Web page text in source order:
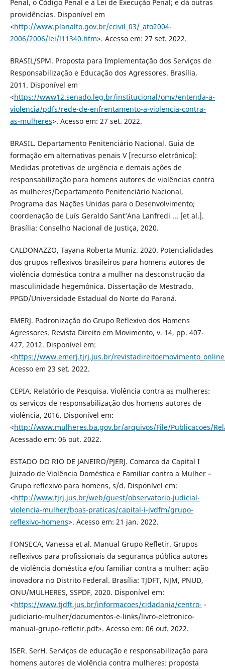
Penal, o Código Penal e a Lei de Execução Penal; e dá outras
providências. Disponível em
<http://www.planalto.gov.br/ccivil_03/_ato2004-
2006/2006/lei/l11340.htm>. Acesso em: 27 set. 2022.
BRASIL/SPM. Proposta para Implementação dos Serviços de
Responsabilização e Educação dos Agressores. Brasília,
2011. Disponível em
<https://www12.senado.leg.br/institucional/omv/entenda-a-
violencia/pdfs/rede-de-enfrentamento-a-violencia-contra-
as-mulheres>. Acesso em: 27 set. 2022.
BRASIL. Departamento Penitenciário Nacional. Guia de
formação em alternativas penais V [recurso eletrônico]:
Medidas protetivas de urgência e demais ações de
responsabilização para homens autores de violências contra
as mulheres/Departamento Penitenciário Nacional,
Programa das Nações Unidas para o Desenvolvimento;
coordenação de Luís Geraldo Sant’Ana Lanfredi ... [et al.].
Brasília: Conselho Nacional de Justiça, 2020.
CALDONAZZO, Tayana Roberta Muniz. 2020. Potencialidades
dos grupos reflexivos brasileiros para homens autores de
violência doméstica contra a mulher na desconstrução da
masculinidade hegemônica. Dissertação de Mestrado.
PPGD/Universidade Estadual do Norte do Paraná.
EMERJ. Padronização do Grupo Reflexivo dos Homens
Agressores. Revista Direito em Movimento, v. 14, pp. 407-
427, 2012. Disponível em:
<https://www.emerj.tjrj.jus.br/
Acesso em 23 set. 2022.
CEPIA. Relatório de Pesquisa. Violência contra as mulheres:
os serviços de responsabilização dos homens autores de
violência, 2016. Disponível em:
<http://www.mulheres.ba.gov.br/arquivos/File/Publicacoes/
Acessado em: 06 out. 2022.
ESTADO DO RIO DE JANEIRO/PJERJ. Comarca da Capital I
Juizado de Violência Doméstica e Familiar contra a Mulher –
Grupo reflexivo para homens, s/d. Disponível em:
<http://www.tjrj.jus.br/web/guest/observatorio-judicial-
violencia-mulher/boas-praticas/capital-i-jvdfm/grupo-
reflexivo-homens>. Acesso em: 21 jan. 2022.
FONSECA, Vanessa et al. Manual Grupo Refletir. Grupos
reflexivos para profissionais da segurança pública autores
de violência doméstica e/ou familiar contra a mulher: ação
inovadora no Distrito Federal. Brasília: TJDFT, NJM, PNUD,
ONU/MULHERES, SSPDF, 2020. Disponível em:
<https://www.tjdft.jus.br/informacoes/cidadania/centro- -
judiciario-mulher/documentos-e-links/livro-eletronico-
manual-grupo-refletir.pdf>. Acesso em: 06 out. 2022.
ISER. SerH. Serviços de educação e responsabilização para
homens autores de violência contra mulheres: proposta